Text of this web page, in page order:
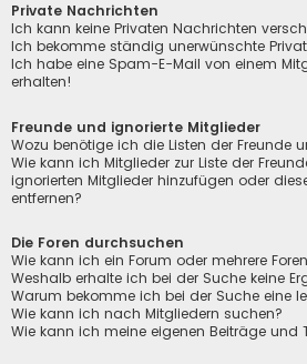
Private Nachrichten
Ich kann keine Privaten Nachrichten
Ich bekomme ständig unerwünschte
Ich habe eine Spam-E-Mail von einem
erhalten!
Freunde und ignorierte Mitglieder
Wozu benötige ich die Listen der Freunde
Wie kann ich Mitglieder zur Liste der
ignorierten Mitglieder hinzufügen oder
entfernen?
Die Foren durchsuchen
Wie kann ich ein Forum oder mehrere
Weshalb erhalte ich bei der Suche keine
Warum bekomme ich bei der Suche eine
Wie kann ich nach Mitgliedern suchen?
Wie kann ich meine eigenen Beiträge und